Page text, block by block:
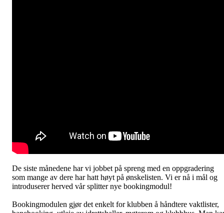
De siste månedene har vi jobbet på spreng med en oppgradering
som mange av dere har hatt høyt på ønskelisten. Vi er nå i mål og
introduserer herved vår splitter nye bookingmodul!
Bookingmodulen gjør det enkelt for klubben å håndtere vaktlister,